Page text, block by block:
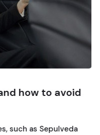
how to avoid
such as Sepulveda